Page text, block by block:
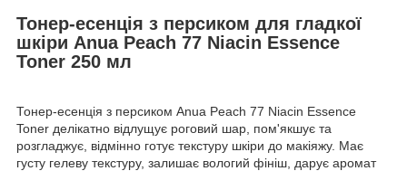
Тонер-есенція з персиком для гладкої
шкіри Anua Peach 77 Niacin Essence
Toner 250 мл
Тонер-есенція з персиком Anua Peach 77 Niacin Essence
Toner делікатно відлущує роговий шар, пом'якшує та
розгладжує, відмінно готує текстуру шкіри до макіяжу. Має
густу гелеву текстуру, залишає вологий фініш, дарує аромат